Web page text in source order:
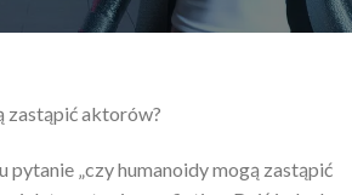
zastąpić aktorów?
pytanie „czy humanoidy mogą zastąpić